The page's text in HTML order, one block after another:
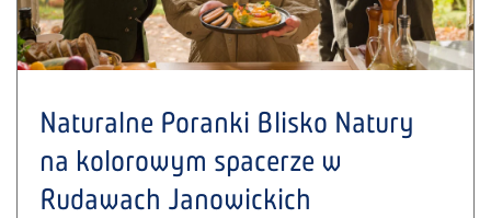
Naturalne Poranki Blisko Natury
na kolorowym spacerze w
Rudawach Janowickich